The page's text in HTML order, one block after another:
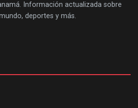
Información actualizada sobre
deportes y más.